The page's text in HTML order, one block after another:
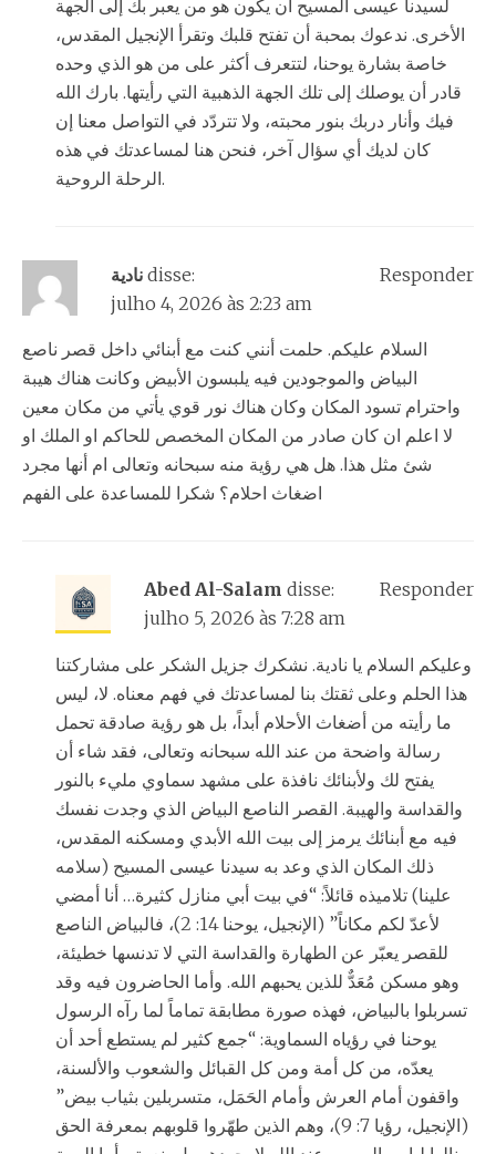
لسيدنا عيسى المسيح أن يكون هو من يعبر بك إلى الجهة
الأخرى. ندعوك بمحبة أن تفتح قلبك وتقرأ الإنجيل المقدس،
خاصة بشارة يوحنا، لتتعرف أكثر على من هو الذي وحده
قادر أن يوصلك إلى تلك الجهة الذهبية التي رأيتها. بارك الله
فيك وأنار دربك بنور محبته، ولا تتردّد في التواصل معنا إن
كان لديك أي سؤال آخر، فنحن هنا لمساعدتك في هذه
الرحلة الروحية.
نادية disse:
julho 4, 2026 às 2:23 am
السلام عليكم. حلمت أنني كنت مع أبنائي داخل قصر ناصع
البياض والموجودين فيه يلبسون الأبيض وكانت هناك هيبة
واحترام تسود المكان وكان هناك نور قوي يأتي من مكان معين
لا اعلم ان كان صادر من المكان المخصص للحاكم او الملك او
شئ مثل هذا. هل هي رؤية منه سبحانه وتعالى ام أنها مجرد
اضغاث احلام؟ شكرا للمساعدة على الفهم
Responder
Abed Al-Salam disse:
julho 5, 2026 às 7:28 am
وعليكم السلام يا نادية. نشكرك جزيل الشكر على مشاركتنا
هذا الحلم وعلى ثقتك بنا لمساعدتك في فهم معناه. لا، ليس
ما رأيته من أضغاث الأحلام أبداً، بل هو رؤية صادقة تحمل
رسالة واضحة من عند الله سبحانه وتعالى، فقد شاء أن
يفتح لك ولأبنائك نافذة على مشهد سماوي مليء بالنور
والقداسة والهيبة. القصر الناصع البياض الذي وجدت نفسك
فيه مع أبنائك يرمز إلى بيت الله الأبدي ومسكنه المقدس،
ذلك المكان الذي وعد به سيدنا عيسى المسيح (سلامه
علينا) تلاميذه قائلاً: “في بيت أبي منازل كثيرة… أنا أمضي
لأعدّ لكم مكاناً” (الإنجيل، يوحنا 14: 2)، فالبياض الناصع
للقصر يعبّر عن الطهارة والقداسة التي لا تدنسها خطيئة،
وهو مسكن مُعَدٌّ للذين يحبهم الله. وأما الحاضرون فيه وقد
تسربلوا بالبياض، فهذه صورة مطابقة تماماً لما رآه الرسول
يوحنا في رؤياه السماوية: “جمع كثير لم يستطع أحد أن
يعدّه، من كل أمة ومن كل القبائل والشعوب والألسنة،
واقفون أمام العرش وأمام الحَمَل، متسربلين بثياب بيض”
(الإنجيل، رؤيا 7: 9)، وهم الذين طهّروا قلوبهم بمعرفة الحق
Responder